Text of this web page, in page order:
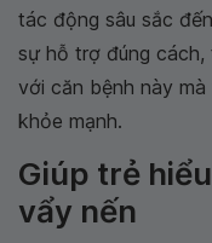
tác động sâu sắc
sự hỗ trợ đúng
với căn bệnh này
khỏe mạnh.
Giúp trẻ
vẩy nến